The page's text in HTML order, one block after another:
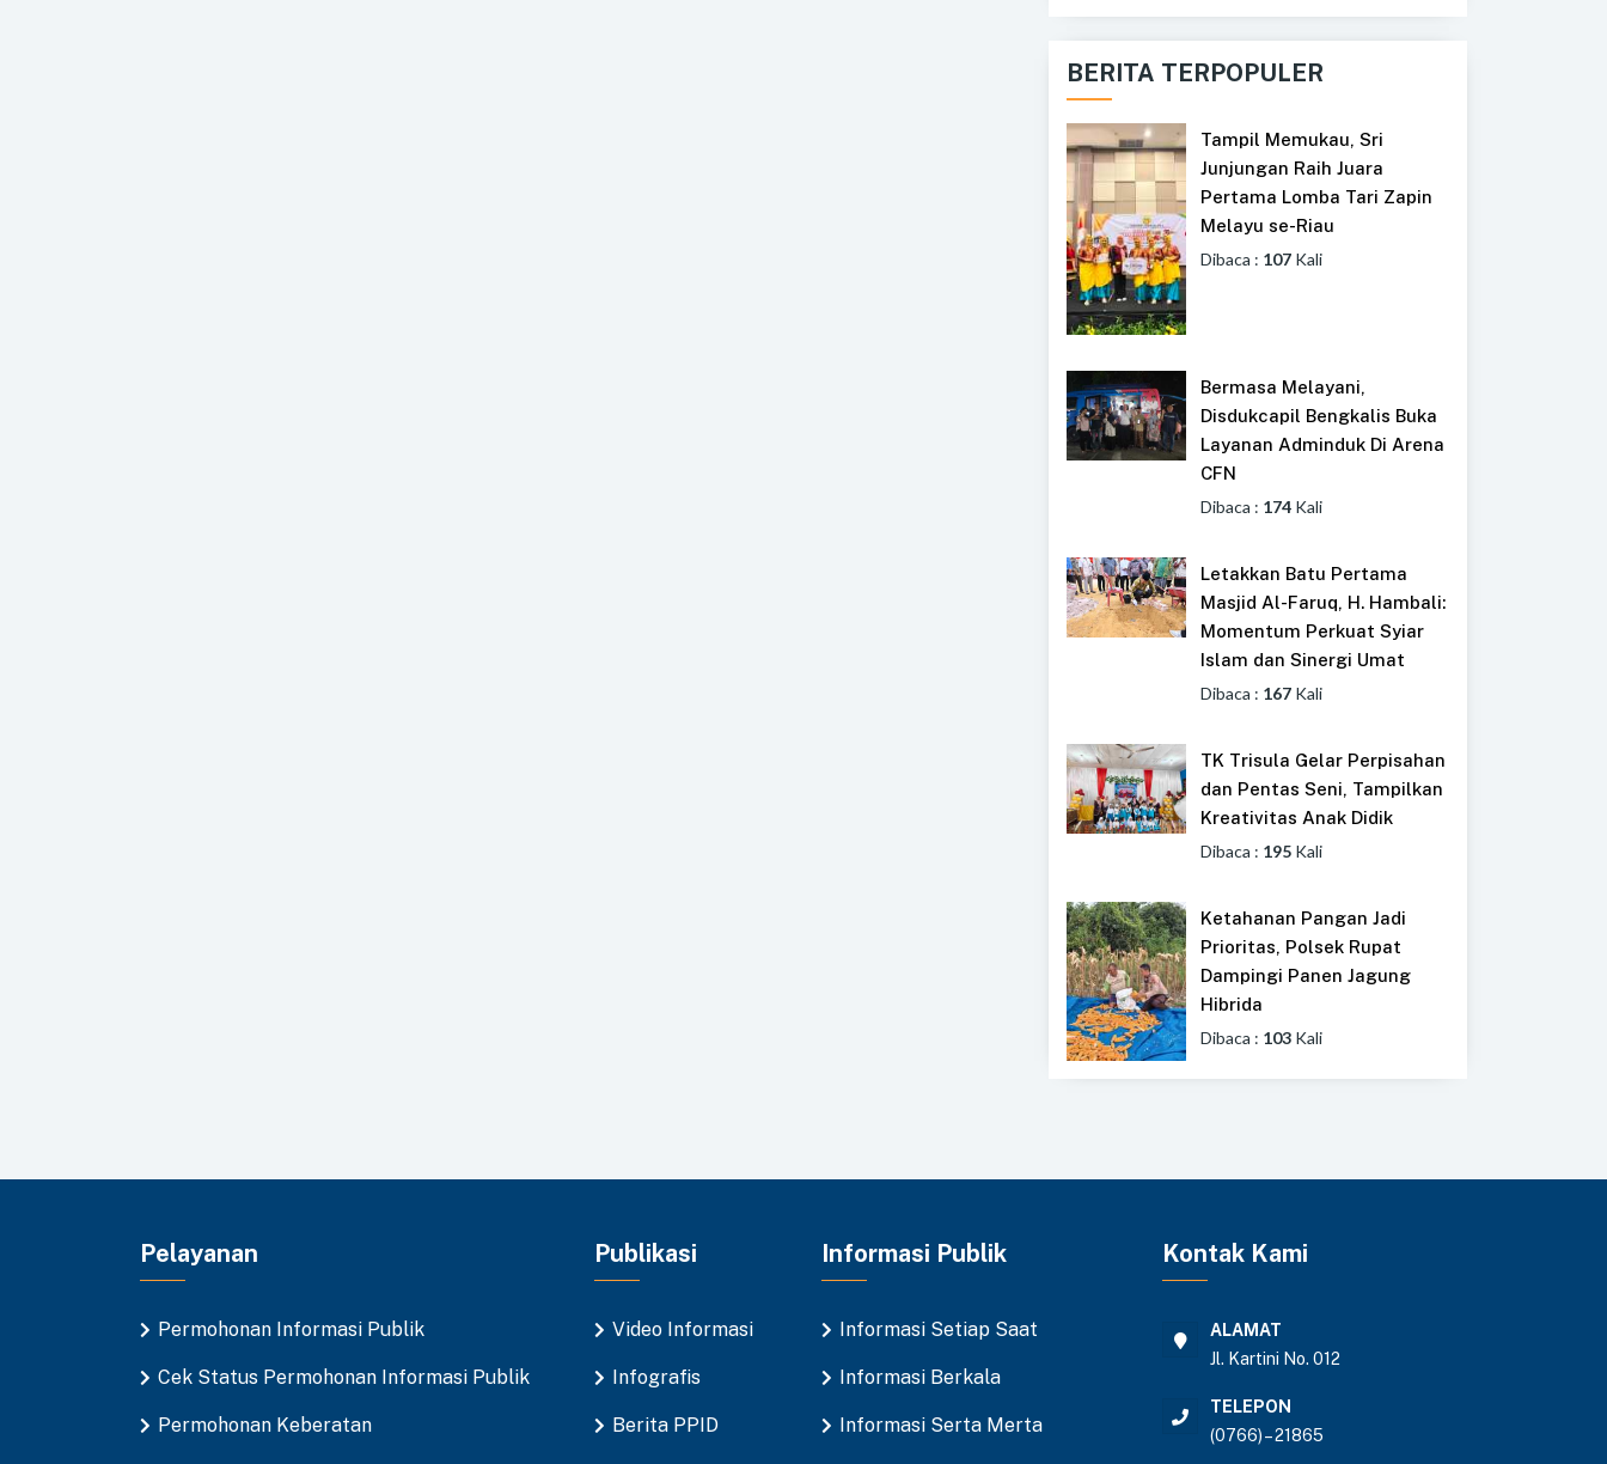
BERITA TERPOPULER
Tampil Memukau, Sri
Junjungan Raih Juara
Pertama Lomba Tari Zapin
Melayu se-Riau
Dibaca : 107 Kali
Bermasa Melayani,
Disdukcapil Bengkalis Buka
Layanan Adminduk Di Arena
CFN
Dibaca : 174 Kali
Letakkan Batu Pertama
Masjid Al-Faruq, H. Hambali:
Momentum Perkuat Syiar
Islam dan Sinergi Umat
Dibaca : 167 Kali
TK Trisula Gelar Perpisahan
dan Pentas Seni, Tampilkan
Kreativitas Anak Didik
Dibaca : 195 Kali
Ketahanan Pangan Jadi
Prioritas, Polsek Rupat
Dampingi Panen Jagung
Hibrida
Dibaca : 103 Kali
Pelayanan
Permohonan Informasi Publik
Cek Status Permohonan Informasi Publik
Permohonan Keberatan
Publikasi
Video Informasi
Infografis
Berita PPID
Informasi Publik
Informasi Setiap Saat
Informasi Berkala
Informasi Serta Merta
Kontak Kami
ALAMAT
Jl. Kartini No. 012
TELEPON
(0766) – 21865